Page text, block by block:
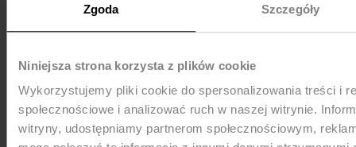
Zgoda Szczegóły
Niniejsza strona korzysta z plików cookie
Wykorzystujemy pliki cookie do spersonalizowania treści i
społecznościowe i analizować ruch w naszej witrynie.
witryny, udostępniamy partnerom społecznościowym,
MEDIA e-mail:pr@nife.pl
WYSYŁKA